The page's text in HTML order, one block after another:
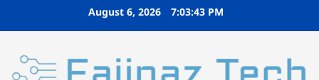
August 6, 2026 7:03:43 PM